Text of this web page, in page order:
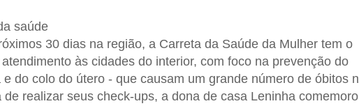
saúde
30 dias na região, a Carreta da Saúde da Mulher tem o
às cidades do interior, com foco na prevenção do
do colo do útero - que causam um grande número de óbitos
de realizar seus check-ups, a dona de casa Leninha